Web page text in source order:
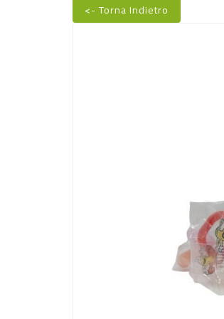
<- Torna Indietro